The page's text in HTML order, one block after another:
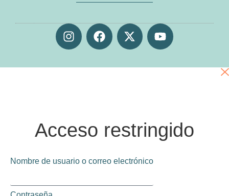
Acceso restringido
Nombre de usuario o correo electrónico